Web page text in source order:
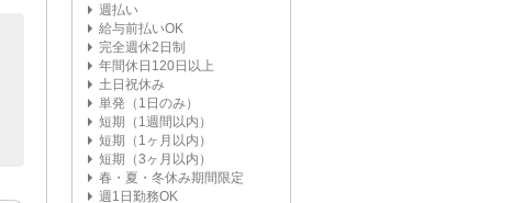
週払い
給与前払いOK
完全週休2日制
年間休日120日以上
土日祝休み
単発（1日のみ）
短期（1週間以内）
短期（1ヶ月以内）
短期（3ヶ月以内）
春・夏・冬休み期間限定
週1日勤務OK